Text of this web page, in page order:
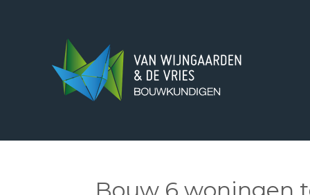
hoofdinhoud